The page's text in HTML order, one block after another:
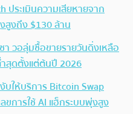
ประเมินความเสียหายจาก
สูงถึง $130 ล้าน
า วอลุ่มซื้อขายรายวันดิ่งเหลือ
สุดตั้งแต่ต้นปี 2026
บให้บริการ Bitcoin Swap
ขการใช้ AI แฮ็กระบบพุ่งสูง